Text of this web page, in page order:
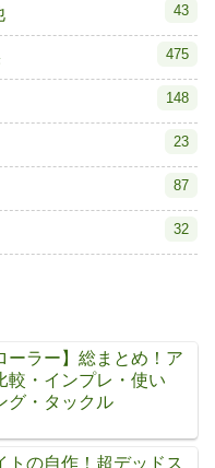
43
475
148
23
87
32
ーラー】総まとめ！ア
較・インプレ・使い
グ・タックル
トの自作！超デッドス